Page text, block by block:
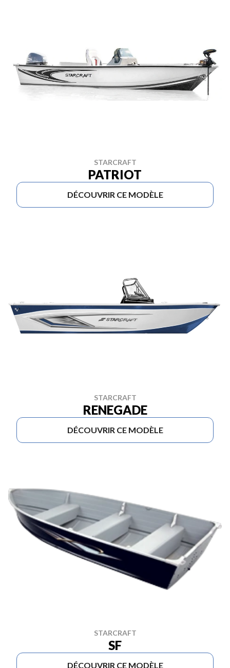
STARCRAFT
PATRIOT
DÉCOUVRIR CE MODÈLE
STARCRAFT
RENEGADE
DÉCOUVRIR CE MODÈLE
STARCRAFT
SF
DÉCOUVRIR CE MODÈLE